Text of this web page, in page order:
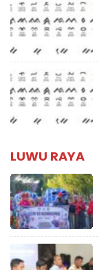
LUWU RAYA